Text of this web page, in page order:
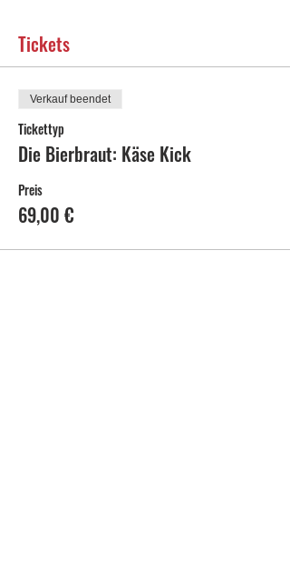
Tickets
Verkauf beendet
Tickettyp
Die Bierbraut: Käse Kick
Preis
69,00 €